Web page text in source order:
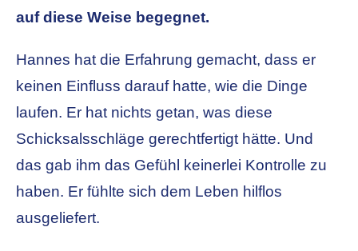
auf diese Weise begegnet.
Hannes hat die Erfahrung gemacht, dass er
keinen Einfluss darauf hatte, wie die Dinge
laufen. Er hat nichts getan, was diese
Schicksalsschläge gerechtfertigt hätte. Und
das gab ihm das Gefühl keinerlei Kontrolle zu
haben. Er fühlte sich dem Leben hilflos
ausgeliefert.